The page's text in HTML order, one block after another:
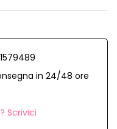
in 24/48 ore
Scrivici